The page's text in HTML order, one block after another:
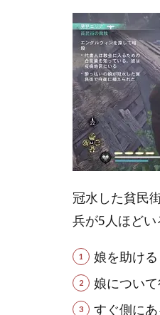
冠水した貧民
兵が5人ほどい
娘を助ける
娘について
すぐ側に